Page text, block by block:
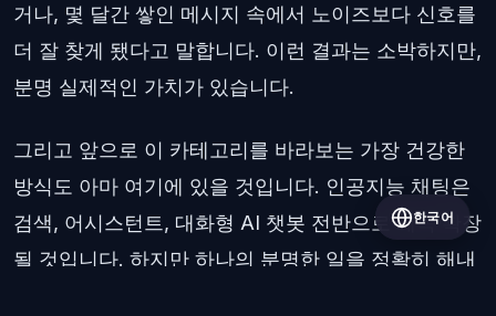
거나, 몇 달간 쌓인 메시지 속에서 노이즈보다 신호를
더 잘 찾게 됐다고 말합니다. 이런 결과는 소박하지만,
분명 실제적인 가치가 있습니다.
그리고 앞으로 이 카테고리를 바라보는 가장 건강한
방식도 아마 여기에 있을 것입니다. 인공지능 채팅은
검색, 어시스턴트, 대화형 AI 챗봇 전반으로 계속 확장
될 것입니다. 하지만 하나의 분명한 일을 정확히 해내
한국어